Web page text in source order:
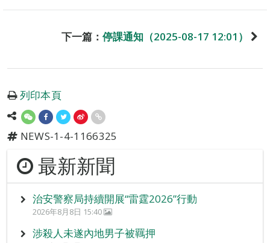
下一篇： 停課通知（2025-08-17 12:01）
列印本頁
NEWS-1-4-1166325
最新新聞
治安警察局持續開展“雷霆2026”行動
2026年8月8日 15:40
涉殺人未遂內地男子被羈押